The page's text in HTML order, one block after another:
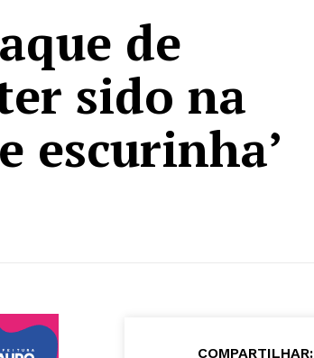
de
sido na
escurinha’
COMPARTILHAR: